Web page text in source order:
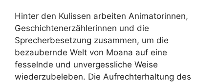
Hinter den Kulissen arbeiten Animatorinnen,
Geschichtenerzählerinnen und die
Sprecherbesetzung zusammen, um die
bezaubernde Welt von Moana auf eine
fesselnde und unvergessliche Weise
wiederzubeleben. Die Aufrechterhaltung des